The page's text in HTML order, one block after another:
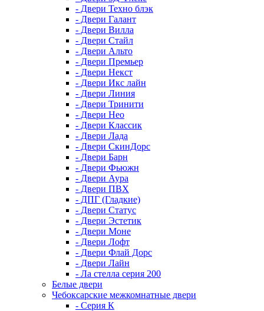
- Двери Техно блэк
- Двери Галант
- Двери Вилла
- Двери Стайл
- Двери Альто
- Двери Премьер
- Двери Некст
- Двери Икс лайн
- Двери Линия
- Двери Тринити
- Двери Нео
- Двери Классик
- Двери Лада
- Двери СкинДорс
- Двери Барн
- Двери Фьюжн
- Двери Аура
- Двери ПВХ
- ДПГ (Гладкие)
- Двери Статус
- Двери Эстетик
- Двери Моне
- Двери Лофт
- Двери Флай Дорс
- Двери Лайн
- Ла стелла серия 200
Белые двери
Чебоксарские межкомнатные двери
- Серия К